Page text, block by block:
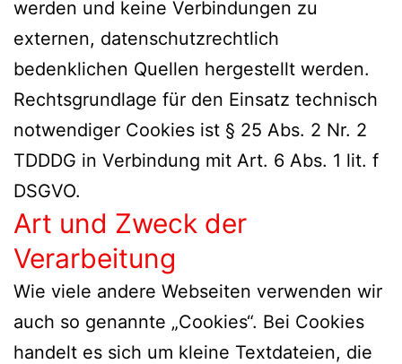
werden und keine Verbindungen zu
externen, datenschutzrechtlich
bedenklichen Quellen hergestellt werden.
Rechtsgrundlage für den Einsatz technisch
notwendiger Cookies ist § 25 Abs. 2 Nr. 2
TDDDG in Verbindung mit Art. 6 Abs. 1 lit. f
DSGVO.
Art und Zweck der
Verarbeitung
Wie viele andere Webseiten verwenden wir
auch so genannte „Cookies“. Bei Cookies
handelt es sich um kleine Textdateien, die